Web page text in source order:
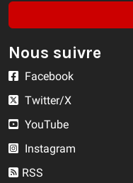
Nous suivre
Facebook
Twitter/X
YouTube
Instagram
RSS